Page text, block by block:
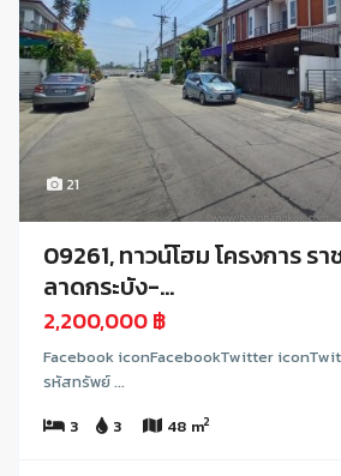
21
09261, ทาวน์โฮม โครงการ ร
ลาดกระบัง-...
2,200,000 ฿
Facebook iconFacebookTwitter
รหัสทรัพย์ ...
3
3 48 m2